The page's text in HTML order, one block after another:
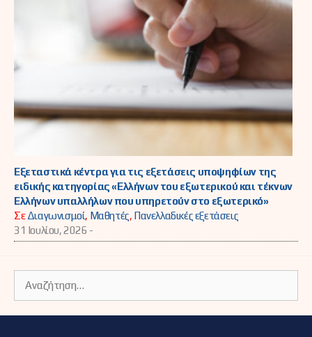
Εξεταστικά κέντρα για τις εξετάσεις υποψηφίων της
ειδικής κατηγορίας «Ελλήνων του εξωτερικού και τέκνων
Ελλήνων υπαλλήλων που υπηρετούν στο εξωτερικό»
ΣεΔιαγωνισμοί, Μαθητές, Πανελλαδικές εξετάσεις
31 Ιουλίου, 2026 -
για: